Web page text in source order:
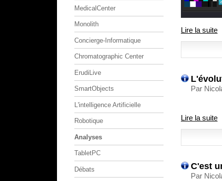
Lire la suite
Par
Lire la suite
C'est
Par
MedicalCenter
Monolith
Concierge-Informatique
Chromatographic Center
ErudiLive
SmartObjects
L'intelligence Artificielle
Robotique
Analyses
TabletPC
Débats